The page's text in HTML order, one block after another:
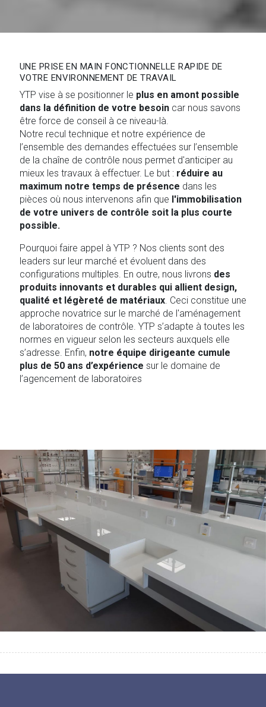
UNE PRISE EN MAIN FONCTIONNELLE RAPIDE DE
VOTRE ENVIRONNEMENT DE TRAVAIL
YTP vise à se positionner le plus en amont possible
dans la définition de votre besoin car nous savons
être force de conseil à ce niveau-là.
Notre recul technique et notre expérience de
l’ensemble des demandes effectuées sur l’ensemble
de la chaîne de contrôle nous permet d'anticiper au
mieux les travaux à effectuer. Le but : réduire au
maximum notre temps de présence dans les
pièces où nous intervenons afin que l'immobilisation
de votre univers de contrôle soit la plus courte
possible.
Pourquoi faire appel à YTP ? Nos clients sont des
leaders sur leur marché et évoluent dans des
configurations multiples. En outre, nous livrons des
produits innovants et durables qui allient design,
qualité et légèreté de matériaux. Ceci constitue une
approche novatrice sur le marché de l'aménagement
de laboratoires de contrôle. YTP s’adapte à toutes les
normes en vigueur selon les secteurs auxquels elle
s’adresse. Enfin, notre équipe dirigeante cumule
plus de 50 ans d’expérience sur le domaine de
l’agencement de laboratoires